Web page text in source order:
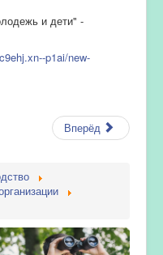
и дети" -
p1ai/new-
Вперёд